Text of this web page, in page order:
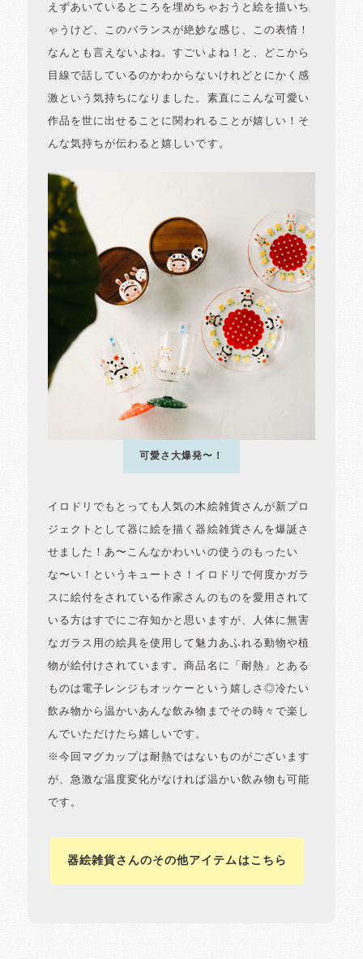
えずあいているところを埋めちゃおうと絵を描いち
ゃうけど、このバランスが絶妙な感じ、この表情！
なんとも言えないよね。すごいよね！と、どこから
目線で話しているのかわからないけれどとにかく感
激という気持ちになりました。素直にこんな可愛い
作品を世に出せることに関われることが嬉しい！そ
んな気持ちが伝わると嬉しいです。
可愛さ大爆発〜！
イロドリでもとっても人気の木絵雑貨さんが新プロ
ジェクトとして器に絵を描く器絵雑貨さんを爆誕さ
せました！あ〜こんなかわいいの使うのもったい
な〜い！というキュートさ！イロドリで何度かガラ
スに絵付をされている作家さんのものを愛用されて
いる方はすでにご存知かと思いますが、人体に無害
なガラス用の絵具を使用して魅力あふれる動物や植
物が絵付けされています。商品名に「耐熱」とある
ものは電子レンジもオッケーという嬉しさ◎冷たい
飲み物から温かいあんな飲み物までその時々で楽し
んでいただけたら嬉しいです。
※今回マグカップは耐熱ではないものがございます
が、急激な温度変化がなければ温かい飲み物も可能
です。
器絵雑貨さんのその他アイテムはこちら